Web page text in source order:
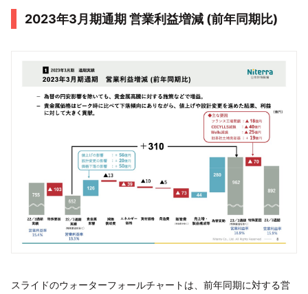
2023年3月期通期 営業利益増減 (前年同期比)
スライドのウォーターフォールチャートは、前年同期に対する営